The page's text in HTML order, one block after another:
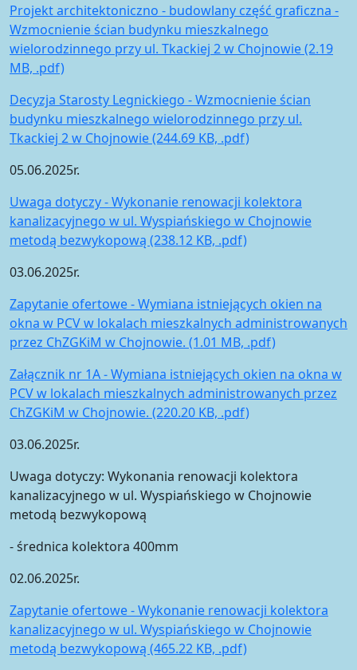
Projekt architektoniczno - budowlany część graficzna -
Wzmocnienie ścian budynku mieszkalnego
wielorodzinnego przy ul. Tkackiej 2 w Chojnowie (2.19
MB, .pdf)
Decyzja Starosty Legnickiego - Wzmocnienie ścian
budynku mieszkalnego wielorodzinnego przy ul.
Tkackiej 2 w Chojnowie (244.69 KB, .pdf)
05.06.2025r.
Uwaga dotyczy - Wykonanie renowacji kolektora
kanalizacyjnego w ul. Wyspiańskiego w Chojnowie
metodą bezwykopową (238.12 KB, .pdf)
03.06.2025r.
Zapytanie ofertowe - Wymiana istniejących okien na
okna w PCV w lokalach mieszkalnych administrowanych
przez ChZGKiM w Chojnowie. (1.01 MB, .pdf)
Załącznik nr 1A - Wymiana istniejących okien na okna w
PCV w lokalach mieszkalnych administrowanych przez
ChZGKiM w Chojnowie. (220.20 KB, .pdf)
03.06.2025r.
Uwaga dotyczy: Wykonania renowacji kolektora
kanalizacyjnego w ul. Wyspiańskiego w Chojnowie
metodą bezwykopową
- średnica kolektora 400mm
02.06.2025r.
Zapytanie ofertowe - Wykonanie renowacji kolektora
kanalizacyjnego w ul. Wyspiańskiego w Chojnowie
metodą bezwykopową (465.22 KB, .pdf)